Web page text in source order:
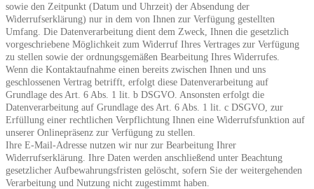
sowie den Zeitpunkt (Datum und Uhrzeit) der Absendung der
Widerrufserklärung) nur in dem von Ihnen zur Verfügung gestellten
Umfang. Die Datenverarbeitung dient dem Zweck, Ihnen die gesetzlich
vorgeschriebene Möglichkeit zum Widerruf Ihres Vertrages zur Verfügung
zu stellen sowie der ordnungsgemäßen Bearbeitung Ihres Widerrufes.
Wenn die Kontaktaufnahme einen bereits zwischen Ihnen und uns
geschlossenen Vertrag betrifft, erfolgt diese Datenverarbeitung auf
Grundlage des Art. 6 Abs. 1 lit. b DSGVO. Ansonsten erfolgt die
Datenverarbeitung auf Grundlage des Art. 6 Abs. 1 lit. c DSGVO, zur
Erfüllung einer rechtlichen Verpflichtung Ihnen eine Widerrufsfunktion auf
unserer Onlinepräsenz zur Verfügung zu stellen.
Ihre E-Mail-Adresse nutzen wir nur zur Bearbeitung Ihrer
Widerrufserklärung. Ihre Daten werden anschließend unter Beachtung
gesetzlicher Aufbewahrungsfristen gelöscht, sofern Sie der weitergehenden
Verarbeitung und Nutzung nicht zugestimmt haben.